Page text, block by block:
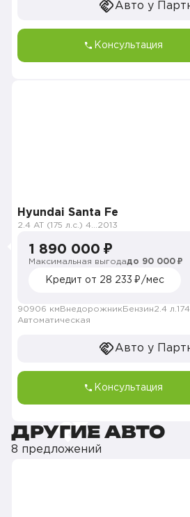
Авто у
Консультация
Hyundai Santa Fe
2013
1 890 000 ₽
Максимальная выгодадо 90 000 ₽
Кредит от 28 233 ₽/мес
90906 км Внедорожник Бензин2.4 л.
Автоматическая
Авто у
Консультация
ДРУГИЕ АВТО
8 предложений